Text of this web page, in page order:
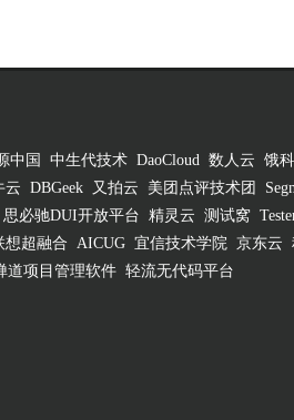
中国 中生代技术 DaoCloud 数人云 饿
云 DBGeek 又拍云 美团点评技术团
思必驰DUI开放平台 精灵云 测试窝
想超融合 AICUG 宜信技术学院 京东云
道项目管理软件 轻流无代码平台